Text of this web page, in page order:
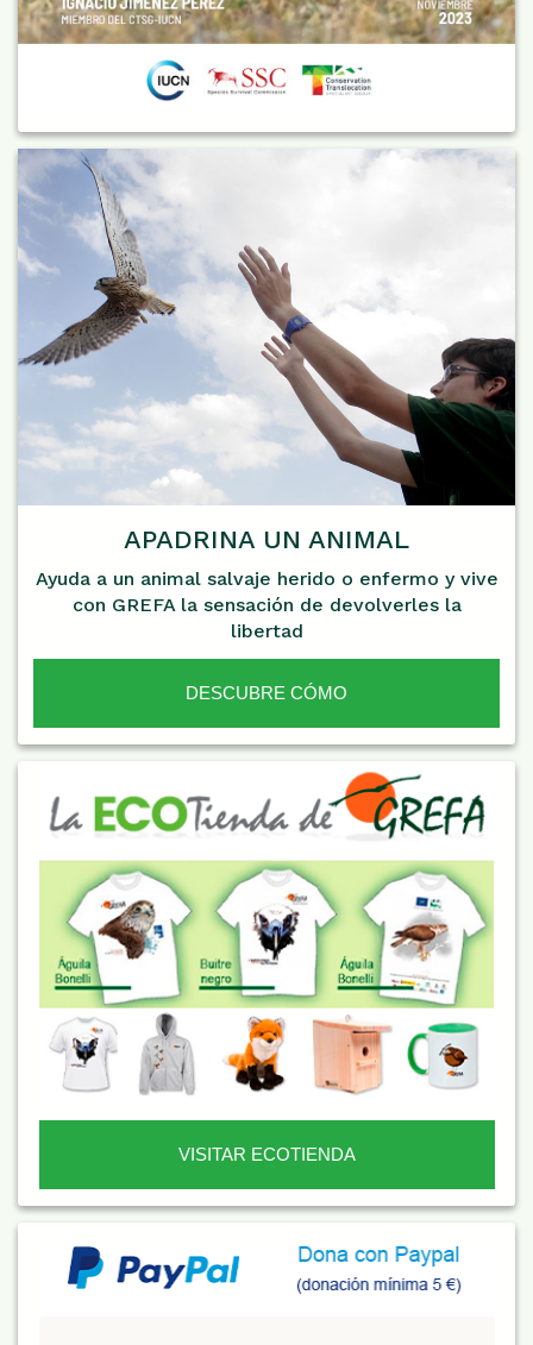
APADRINA UN ANIMAL
Ayuda a un animal salvaje herido o enfermo y vive
con GREFA la sensación de devolverles la
libertad
DESCUBRE CÓMO
VISITAR ECOTIENDA